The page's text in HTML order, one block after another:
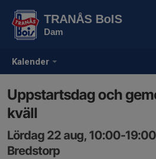
Kalender
TRANÅS BoIS
Dam
Uppstartsdag och
kväll
Lördag 22 aug, 10:00-19:00
Bredstorp